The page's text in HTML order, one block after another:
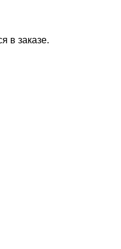
в заказе.